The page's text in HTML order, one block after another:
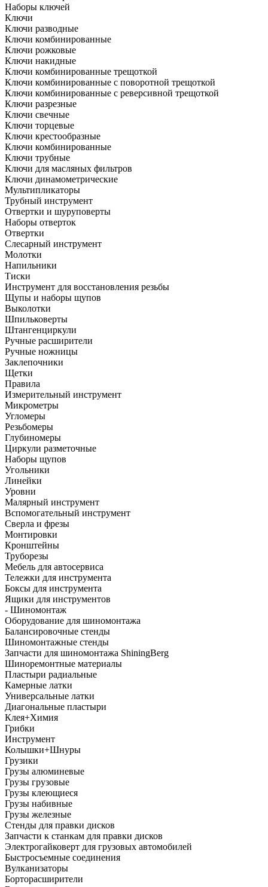
Наборы ключей
Ключи
Ключи разводные
Ключи комбинированные
Ключи рожковые
Ключи накидные
Ключи комбинированные трещоткой
Ключи комбинированные с поворотной трещоткой
Ключи комбинированные с реверсивной трещоткой
Ключи разрезные
Ключи свечные
Ключи торцевые
Ключи крестообразные
Ключи комбинированные
Ключи трубные
Ключи для масляных фильтров
Ключи динамометрические
Мультипликаторы
Трубный инструмент
Отвертки и шуруповерты
Наборы отверток
Отвертки
Слесарный инструмент
Молотки
Напильники
Тиски
Инструмент для восстановления резьбы
Щупы и наборы щупов
Выколотки
Шпильковерты
Штангенциркули
Ручные расширители
Ручные ножницы
Заклепочники
Щетки
Правила
Измерительный инструмент
Микрометры
Угломеры
Резьбомеры
Глубиномеры
Циркули разметочные
Наборы щупов
Угольники
Линейки
Уровни
Малярный инструмент
Вспомогательный инструмент
Сверла и фрезы
Монтировки
Кронштейны
Труборезы
Мебель для автосервиса
Тележки для инструмента
Боксы для инструмента
Ящики для инструментов
- Шиномонтаж
Оборудование для шиномонтажа
Балансировочные стенды
Шиномонтажные стенды
Запчасти для шиномонтажа ShiningBerg
Шиноремонтные материалы
Пластыри радиальные
Камерные латки
Универсальные латки
Диагональные пластыри
Клея+Химия
Грибки
Инструмент
Колышки+Шнуры
Грузики
Грузы алюминевые
Грузы грузовые
Грузы клеющиеся
Грузы набивные
Грузы железные
Стенды для правки дисков
Запчасти к станкам для правки дисков
Электрогайковерт для грузовых автомобилей
Быстросъемные соединения
Вулканизаторы
Борторасширители